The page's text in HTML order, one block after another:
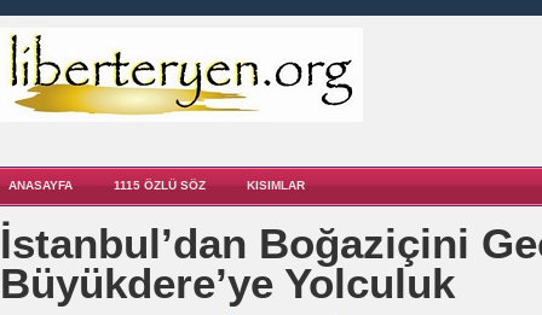
ANASAYFA 1115 ÖZLÜ SÖZ KISIMLAR
İstanbul’dan Boğaziçini
Büyükdere’ye Yolculuk